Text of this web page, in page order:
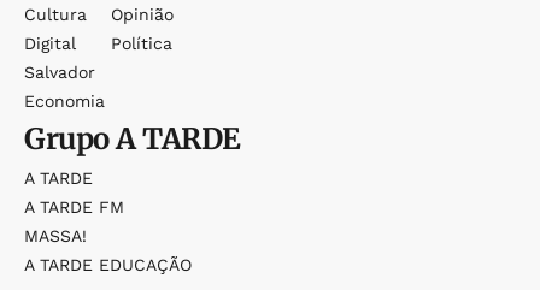
Cultura
Digital
Salvador
Economia
Opinião
Política
GrupoA TARDE
A TARDE
A TARDE FM
MASSA!
A TARDE EDUCAÇÃO